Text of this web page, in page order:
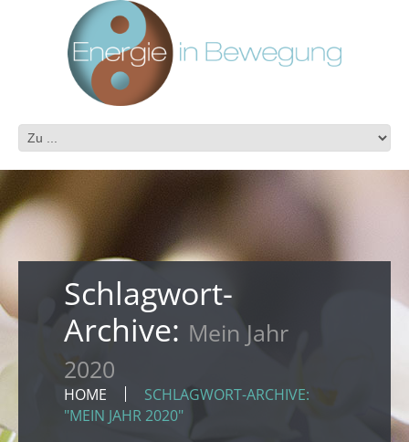
Schlagwort-
Archive: Mein Jahr
2020
HOME
SCHLAGWORT-ARCHIVE:
"MEIN JAHR 2020"